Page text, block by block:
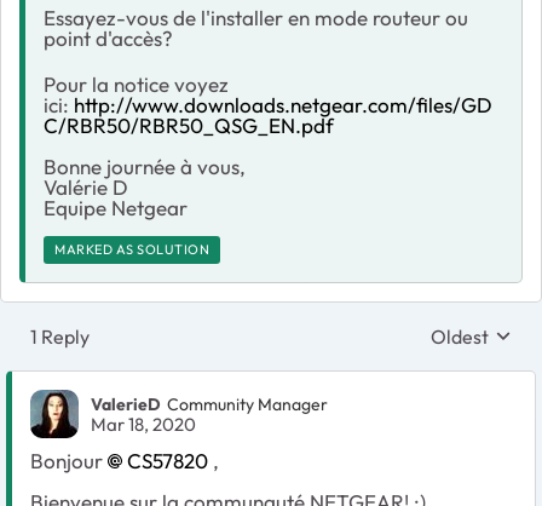
Essayez-vous de l'installer en mode routeur ou
point d'accès?
Pour la notice voyez
ici: http://www.downloads.netgear.com/files/GD
C/RBR50/RBR50_QSG_EN.pdf
Bonne journée à vous,
Valérie D
Equipe Netgear
MARKED AS SOLUTION
1 Reply Replies
Oldest
ValerieD Community Manager
Mar 18, 2020
Bonjour CS57820 ,